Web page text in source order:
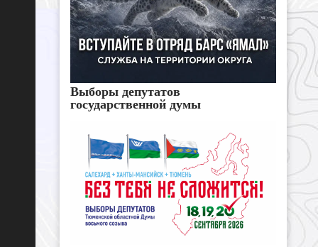
Выборы депутатов
государственной думы